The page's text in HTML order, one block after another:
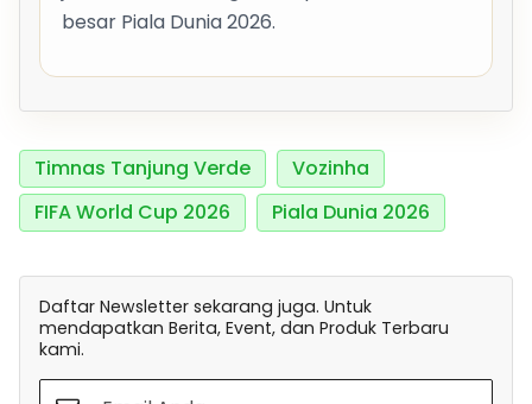
besar Piala Dunia 2026.
Timnas Tanjung Verde
Vozinha
FIFA World Cup 2026
Piala Dunia 2026
Daftar Newsletter sekarang juga. Untuk
mendapatkan Berita, Event, dan Produk Terbaru
kami.